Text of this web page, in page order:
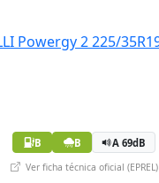
B B A 69dB
Ver ficha técnica oficial (EPREL)